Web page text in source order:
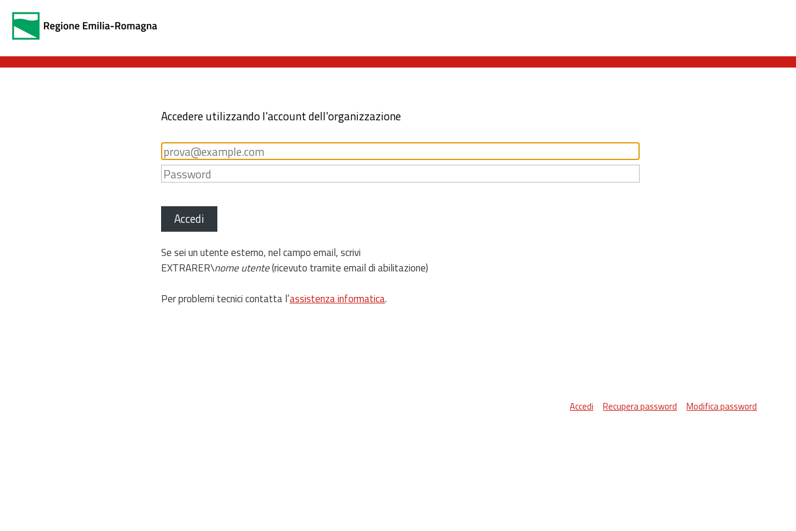
Accedere utilizzando l'account dell'organizzazione
Accedi
Se sei un utente esterno, nel campo email, scrivi
EXTRARER\nome utente(ricevuto tramite email di abilitazione)
Per problemi tecnici contatta l’assistenza informatica.
Accedi Recupera password Modifica password